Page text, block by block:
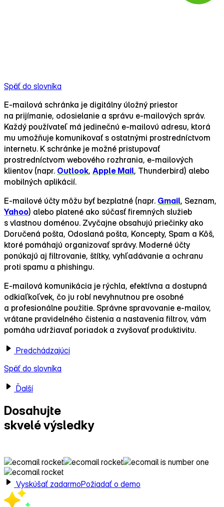
Späť do slovníka
E‑mailová schránka je digitálny úložný priestor
na prijímanie, odosielanie a správu e‑mailových správ.
Každý používateľ má jedinečnú e‑mailovú adresu, ktorá
mu umožňuje komunikovať s ostatnými prostredníctvom
internetu. K schránke je možné pristupovať
prostredníctvom webového rozhrania, e‑mailových
klientov (napr. Outlook, Apple Mail, Thunderbird) alebo
mobilných aplikácií.
E‑mailové účty môžu byť bezplatné (napr. Gmail, Seznam,
Yahoo) alebo platené ako súčasť firemných služieb
s vlastnou doménou. Zvyčajne obsahujú priečinky ako
Doručená pošta, Odoslaná pošta, Koncepty, Spam a Kôš,
ktoré pomáhajú organizovať správy. Moderné účty
ponúkajú aj filtrovanie, štítky, vyhľadávanie a ochranu
proti spamu a phishingu.
E‑mailová komunikácia je rýchla, efektívna a dostupná
odkiaľkoľvek, čo ju robí nevyhnutnou pre osobné
a profesionálne použitie. Správne spravovanie e‑mailov,
vrátane pravidelného čistenia a nastavenia filtrov, vám
pomáha udržiavať poriadok a zvyšovať produktivitu.
Predchádzajúci
Späť do slovníka
Ďalší
Dosahujte
skvelé výsledky
Vyskúšať zadarmoPožiadať o demo